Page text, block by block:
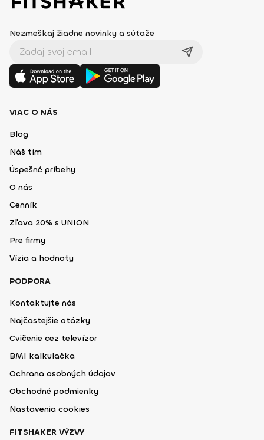
Nezmeškaj žiadne novinky a súťaže
VIAC O NÁS
Blog
Náš tím
Úspešné príbehy
O nás
Cenník
Zľava 20% s UNION
Pre firmy
Vízia a hodnoty
PODPORA
Kontaktujte nás
Najčastejšie otázky
Cvičenie cez televízor
BMI kalkulačka
Ochrana osobných údajov
Obchodné podmienky
Nastavenia cookies
FITSHAKER VÝZVY